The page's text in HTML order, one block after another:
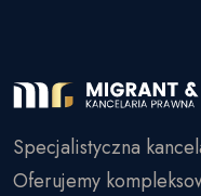
Specjalistyczna
Oferujemy